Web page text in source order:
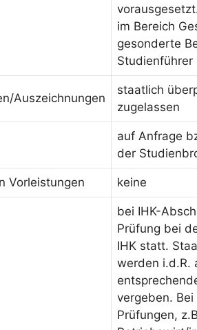
im Bereich
gesonderte
Studienführer
Auszeichnungen
staatlich
zugelassen
auf Anfrage
der
Vorleistungen keine
bei IHK-
Prüfung bei
IHK statt.
werden i.d.R.
vergeben.
Prüfungen,